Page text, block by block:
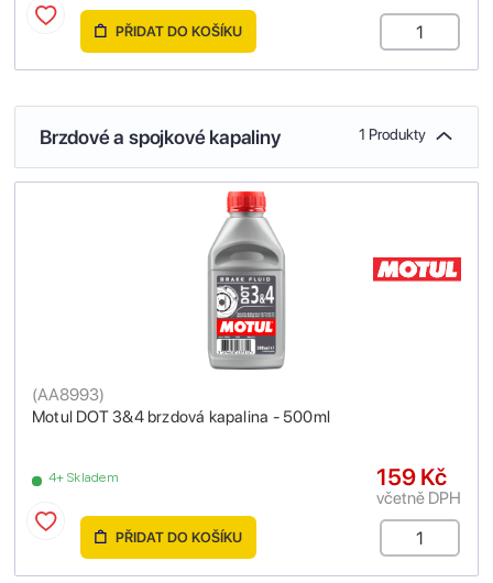
PŘIDAT DO KOŠÍKU
Brzdové a spojkové kapaliny 1 Produkty
Motul DOT 3&4 brzdová kapalina - 500ml
(AA8993)
4+ Skladem 159 Kč
včetně DPH
PŘIDAT DO KOŠÍKU